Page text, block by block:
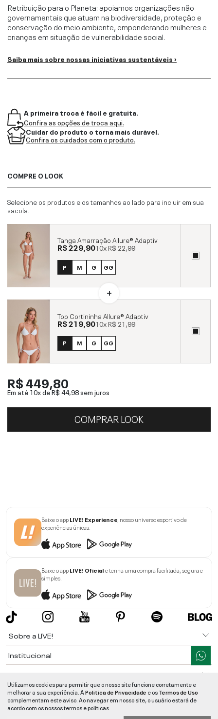
Retribuição para o Planeta: apoiamos organizações não
governamentais que atuam na biodiversidade, proteção e
conservação do meio ambiente, emponderando mulheres e
crianças em situação de vulnerabilidade social.
Saiba mais sobre nossas iniciativas sustentáveis ›
A primeira troca é fácil e gratuita.
Confira as opções de troca aqui.
Cuidar do produto o torna mais durável.
Confira os cuidados com o produto.
COMPRE O LOOK
Selecione os produtos e os tamanhos ao lado para incluir em sua
sacola.
Tanga Amarração Allure® Adaptiv
R$ 229,9010xR$ 22,99
P M G GG
Top Cortininha Allure® Adaptiv
R$ 219,9010xR$ 21,99
P M G GG
R$ 449,80
Em até 10x deR$ 44,98sem juros
COMPRAR LOOK
Baixe o appLIVE! Experience , nosso universo esportivo de
experiências únicas.
Baixe o appLIVE! Oficiale tenha uma compra facilitada, segura e
simples.
Sobre a LIVE!
Institucional
Ajuda
Segurança e Qualidade
Utilizamos cookies para permitir que o nosso site funcione corretamente e
melhorar a sua experiência. APolitica de Privacidade e osTermos de Uso
complementam este aviso. Ao navegar em nosso site, o usuário estará de
acordo com os nossos termos e políticas.